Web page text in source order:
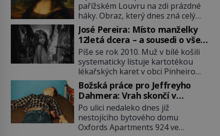
samozřejmě, krom toho je ještě
drogový dealer, který neváhá
odstranit z cesty všechny práskače,
zatímco […]
pařížském Louvru na zdi prázdné
háky. Obraz, který dnes zná celý
svět, je pryč. Zpočátku si nikdo
nemyslí, že jde o krádež.
Zaměstnanci jsou přesvědčeni, že
Mona Lisa je jen v restaurátorské
dílně nebo u fotografa. Když se
ukáže pravda, propukne jeden z
největších honů na zloděje v […]
José Pereira: Místo manželky
12letá dcera – a sousedi o všem
vědí!
Píše se rok 2010. Muž v bílé košili
systematicky listuje kartotékou
lékařských karet v obci Pinheiro
ležící asi 20 kilometrů od farmy s
podivínským majitelem. Něco tu
nesedí. Ledaže… Ledaže by ta
mladá dívka z farmy byla ne
manželkou, ale dcerou – a všechny
ty děti byly zplozené v incestu. Na
Božská práce pro Jeffreyho
Dahmera: Vrah skončí v
tratolišti krve ve vězeňských
umývárnách
Po ulici nedaleko dnes již
nestojícího bytového domu
Oxfords Apartments 924 ve